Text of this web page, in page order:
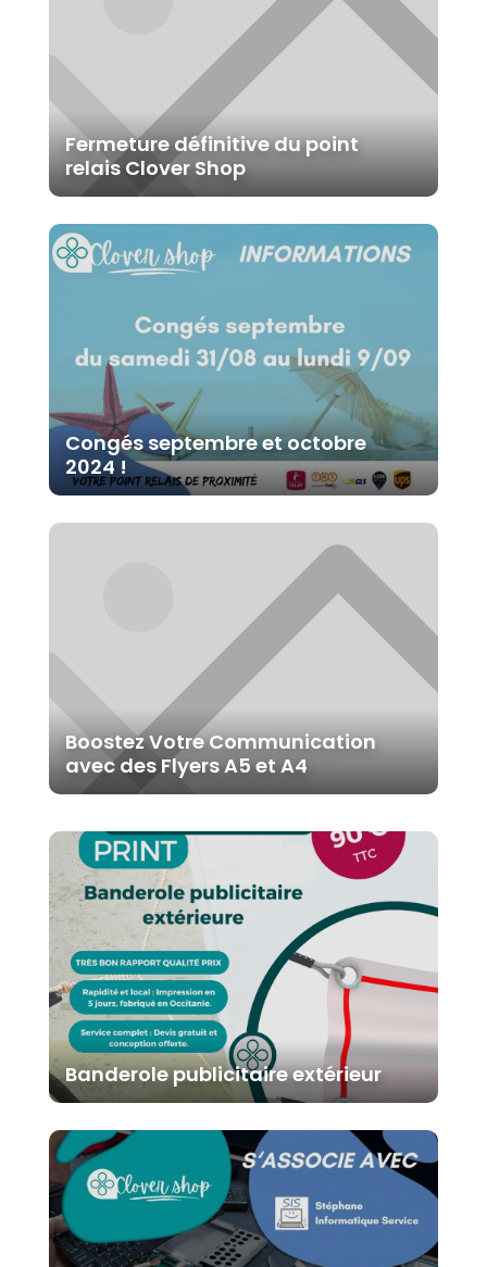
Fermeture définitive du point
relais Clover Shop
Congés septembre et octobre
2024 !
Boostez Votre Communication
avec des Flyers A5 et A4
Banderole publicitaire extérieur